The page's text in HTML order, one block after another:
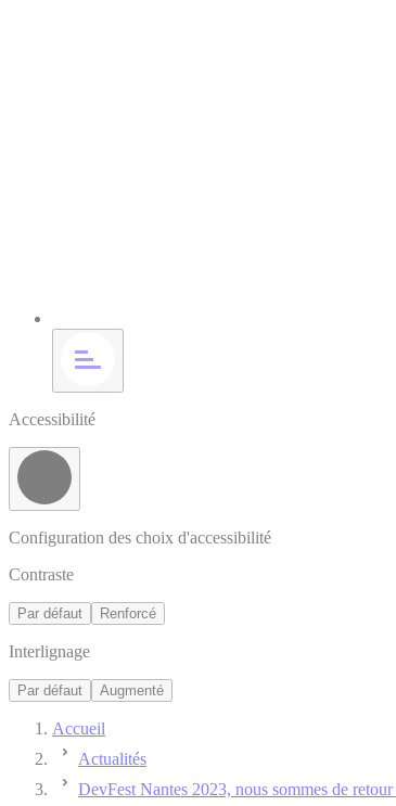
Accessibilité
Configuration des choix d'accessibilité
Contraste
Par défaut Renforcé
Interlignage
Par défaut Augmenté
Accueil
Actualités
DevFest Nantes 2023, nous sommes de retour